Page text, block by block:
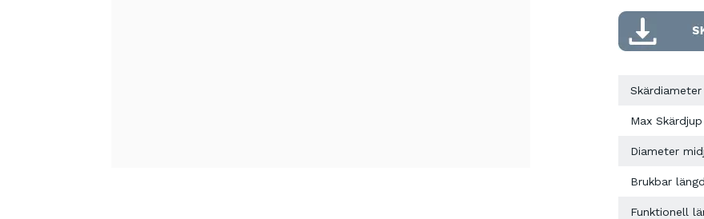
Skärdiameter
Max
Diameter
Brukbar
Funktionell